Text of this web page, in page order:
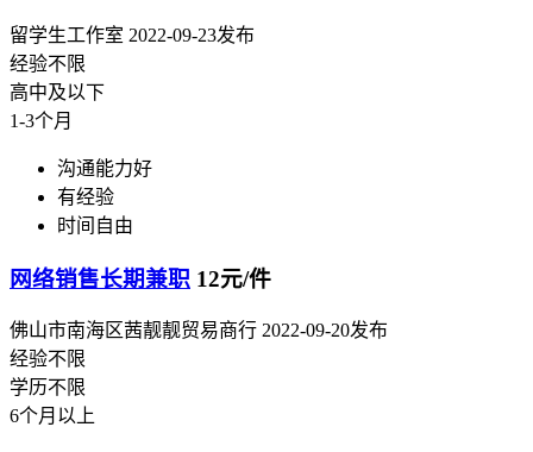
留学生工作室 2022-09-23发布
经验不限
高中及以下
1-3个月
沟通能力好
有经验
时间自由
网络销售长期兼职 12元/件
佛山市南海区茜靓靓贸易商行 2022-09-20发布
经验不限
学历不限
6个月以上